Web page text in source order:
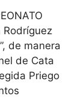
Rodríguez
de manera
de Cata
Priego